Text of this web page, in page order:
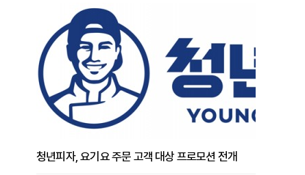
청년피자, 요기요 주문 고객 대상 프로모션 전개